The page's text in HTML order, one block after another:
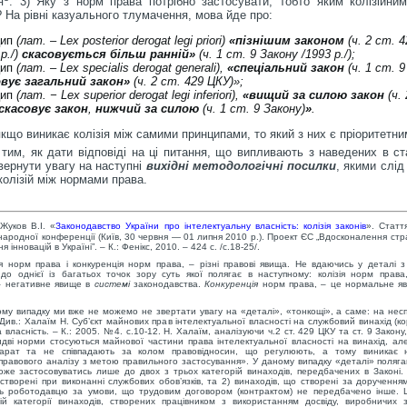
На рівні казуального тлумачення, мова йде про:
(лат. – Lex posterior derogat legi priori) «пізнішим законом (ч. 2 ст.
) скасовується більш ранній» (ч. 1 ст. 9 Закону /1993 р./);
(лат. – Lex specialis derogat generali), «спеціальний закон (ч. 1 ст. 9
загальний закон» (ч. 2 ст. 429 ЦКУ)»;
(лат. − Lex superior derogat legi inferiori), «вищий за силою закон (ч.
закон, нижчий за силою (ч. 1 ст. 9 Закону)».
виникає колізія між самими принципами, то який з них є
як дати відповіді на ці питання, що випливають з наведених в
увагу на наступні вихідні методологічні посилки, якими
між нормами права.
В.І. «Законодавство України про інтелектуальну власність: колізія законів».
конференції (Київ, 30 червня — 01 липня 2010 р.). Проект ЄС „Вдосконалення
інновацій в Україні”. – К.: Фенікс, 2010. – 424 с. /с.18-25/.
норм права і конкуренція норм права, – різні правові явища. Не вдаючись у деталі
однієї із багатьох точок зору суть якої полягає в наступному: колізія норм
негативне явище в системізаконодавства.Конкуренція норм права, – це нормальне
випадку ми вже не можемо не звертати увагу на «деталі», «тонкощі», а саме: на
Халаїм Н. Суб’єкт майнових прав інтелектуальної власності на службовий винахід
власність. – К.: 2005. №4. с.10-12. Н. Халаїм, аналізуючи ч.2 ст. 429 ЦКУ та ст. 9
норми стосуються майнової частини права інтелектуальної власності на винахід,
та не співпадають за колом правовідносин, що регулюють, а тому виникає
аналізу з метою правильного застосування». У даному випадку «деталі»
застосовуватись лише до двох з трьох категорій винаходів, передбачених в
при виконанні службових обов’язків, та 2) винаходів, що створені за
роботодавцю за умови, що трудовим договором (контрактом) не передбачено інше.
категорії винаходів, створених працівником з використанням досвіду, виробничих